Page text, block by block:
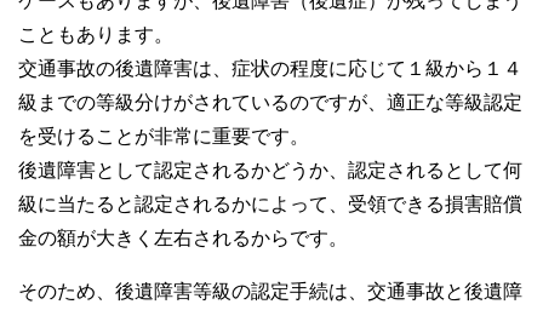
こともあります。
交通事故の後遺障害は、症状の程度に応じて１級から１４
級までの等級分けがされているのですが、適正な等級認定
を受けることが非常に重要です。
後遺障害として認定されるかどうか、認定されるとして何
級に当たると認定されるかによって、受領できる損害賠償
金の額が大きく左右されるからです。
そのため、後遺障害等級の認定手続は、交通事故と後遺障